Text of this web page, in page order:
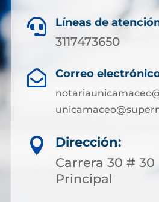
 Líneas de
3117473650
 Correo

Dirección:
Carrera 30 # 30
Principal